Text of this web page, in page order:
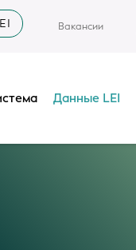
Вакансии
Данные LEI